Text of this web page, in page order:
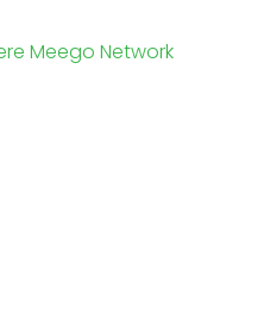
Meego Network